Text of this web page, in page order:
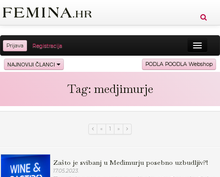
Prijava Registracija
Sreća Zdravlje Vitkost
Ljubav Putovanja
NAJNOVIJI ČLANCI PODLA POODLA Webshop
Tag: medjimurje
« 1 »
Zašto je svibanj u Međimurju posebno uzbudljiv?!
17.05.2023.